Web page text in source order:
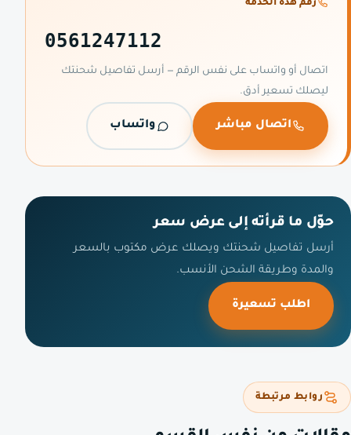
رقم هذه الخدمة
0561247112
اتصال أو واتساب على نفس الرقم — أرسل تفاصيل شحنتك
ليصلك تسعير أدق.
اتصال مباشر واتساب
حوّل ما قرأته إلى عرض سعر
أرسل تفاصيل شحنتك ويصلك عرض مكتوب بالسعر
والمدة وطريقة الشحن الأنسب.
اطلب تسعيرة
روابط مرتبطة